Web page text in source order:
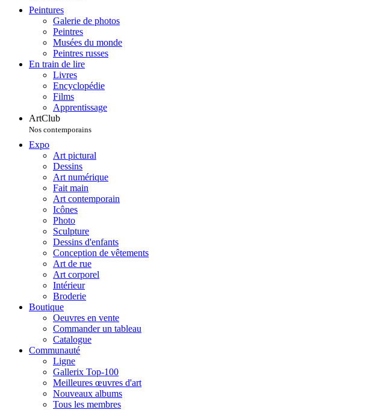
Peintures
Galerie de photos
Peintres
Musées du monde
Peintres russes
En train de lire
Livres
Encyclopédie
Films
Apprentissage
ArtClub
Nos contemporains
Expo
Art pictural
Dessins
Art numérique
Fait main
Art contemporain
Icônes
Photo
Sculpture
Dessins d'enfants
Conception de vêtements
Art de rue
Art corporel
Intérieur
Broderie
Boutique
Oeuvres en vente
Commander un tableau
Catalogue
Communauté
Ligne
Gallerix Top-100
Meilleures œuvres d'art
Nouveaux albums
Tous les membres